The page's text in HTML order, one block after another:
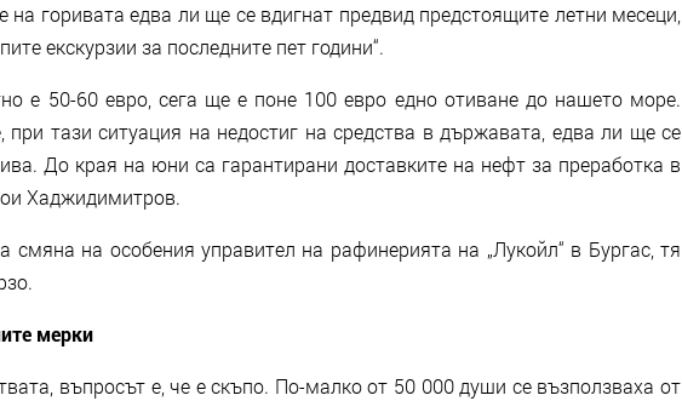
на горивата едва ли ще се вдигнат предвид предстоящите летни месеци,
екскурзии за последните пет години“.
е 50-60 евро, сега ще е поне 100 евро едно отиване до нашето море.
при тази ситуация на недостиг на средства в държавата, едва ли ще се
До края на юни са гарантирани доставките на нефт за преработка в
Хаджидимитров.
на особения управител на рафинерията на „Лукойл“ в Бургас, тя
мерки
въпросът е, че е скъпо. По-малко от 50 000 души се възползваха от